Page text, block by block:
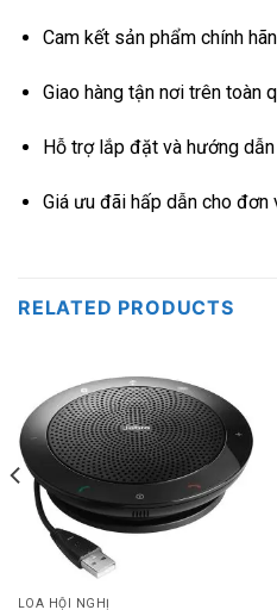
Cam kết sản phẩm chính
Giao hàng tận nơi trên toàn
Hỗ trợ lắp đặt và hướng
Giá ưu đãi hấp dẫn cho đơn
RELATED PRODUCTS
LOA HỘI NGHỊ